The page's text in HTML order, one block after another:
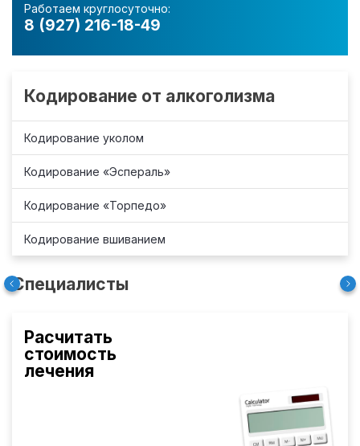
Работаем круглосуточно:
8 (927) 216-18-49
Кодирование от алкоголизма
Кодирование уколом
Кодирование «Эспераль»
Кодирование «Торпедо»
Кодирование вшиванием
Специалисты
Расчитать
стоимость
лечения